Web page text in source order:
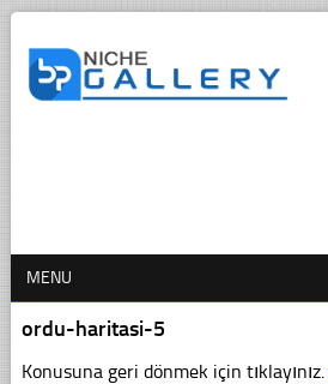
MENU
ordu-haritasi-5
Konusuna geri dönmek için tıklayınız.